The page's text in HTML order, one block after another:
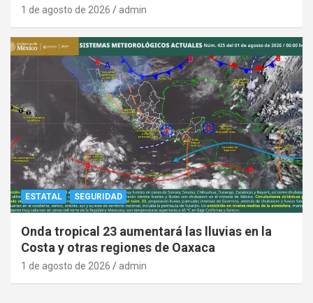
1 de agosto de 2026 admin
ESTATAL SEGURIDAD
Onda tropical 23 aumentará las lluvias en la
Costa y otras regiones de Oaxaca
1 de agosto de 2026 admin